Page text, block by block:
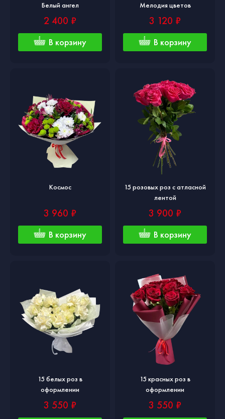
Белый ангел
2 400 ₽
В корзину
Мелодия цветов
3 120 ₽
В корзину
Космос
3 960 ₽
В корзину
15 розовых роз с атласной
лентой
3 900 ₽
В корзину
15 белых роз в
оформлении
3 550 ₽
15 красных роз в
оформлении
3 550 ₽